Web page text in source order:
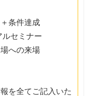
条件達成
セミナー
への来場
を全てご記入いた